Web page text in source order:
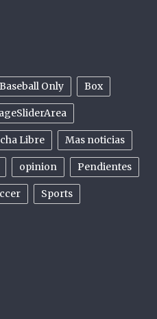
Baseball Only Box
Libre Mas noticias
opinion Pendientes
Sports